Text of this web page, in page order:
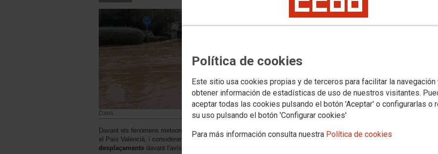
Política de cookies
Este sitio usa cookies propias y de terceros para facilitar la navegación
obtener información de estadísticas de uso de nuestros visitantes.
aceptar todas las cookies pulsando el botón 'Aceptar' o configurarlas o
su uso pulsando el botón 'Configurar cookies'
Para más información consulta nuestra Política de cookies
Dana
Davant els fenòmens meteorològics adversos que estan afectant actualment
el País Valencià, i considerant els riscos que poden implicar els
desplaçaments davant l'avís de Protecció Civil, el sindicat recomana tenir en
Noticias relacionadas